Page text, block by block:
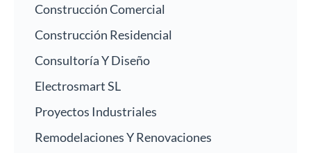
Construcción Comercial
Construcción Residencial
Consultoría Y Diseño
Electrosmart SL
Proyectos Industriales
Remodelaciones Y Renovaciones